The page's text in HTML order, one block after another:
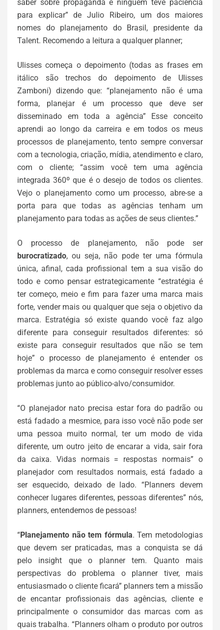
saber sobre propaganda e ninguém teve paciência
para explicar” de Julio Ribeiro, um dos maiores
nomes do planejamento do Brasil, presidente da
Talent. Recomendo a leitura a qualquer planner;
Ulisses começa o depoimento (todas as frases em
itálico são trechos do depoimento de Ulisses
Zamboni) dizendo que: “planejamento não é uma
forma, planejar é um processo que deve ser
disseminado em toda a agência” Esse conceito
aprendi ao longo da carreira e em todos os meus
processos de planejamento, tento sempre conversar
com a tecnologia, criação, mídia, atendimento e claro,
com o cliente; “assim você tem uma agência
integrada 360º que é o desejo de todos os clientes.
Vejo o planejamento como um processo, abre-se a
porta para que todas as agências tenham um
planejamento para todas as ações de seus clientes.”
O processo de planejamento, não pode ser
burocratizado, ou seja, não pode ter uma fórmula
única, afinal, cada profissional tem a sua visão do
todo e como pensar estrategicamente “estratégia é
ter começo, meio e fim para fazer uma marca mais
forte, vender mais ou qualquer que seja o objetivo da
marca. Estratégia só existe quando você faz algo
diferente para conseguir resultados diferentes: só
existe para conseguir resultados que não se tem
hoje” o processo de planejamento é entender os
problemas da marca e como conseguir resolver esses
problemas junto ao público-alvo/consumidor.
“O planejador nato precisa estar fora do padrão ou
está fadado a mesmice, para isso você não pode ser
uma pessoa muito normal, ter um modo de vida
diferente, um outro jeito de encarar a vida, sair fora
da caixa. Vidas normais = respostas normais” o
planejador com resultados normais, está fadado a
ser esquecido, deixado de lado. “Planners devem
conhecer lugares diferentes, pessoas diferentes” nós,
planners, entendemos de pessoas!
“Planejamento não tem fórmula. Tem metodologias
que devem ser praticadas, mas a conquista se dá
pelo insight que o planner tem. Quanto mais
perspectivas do problema o planner tiver, mais
entusiasmado o cliente ficará” planners tem a missão
de encantar profissionais das agências, cliente e
principalmente o consumidor das marcas com as
quais trabalha. “Planners olham o produto por outros